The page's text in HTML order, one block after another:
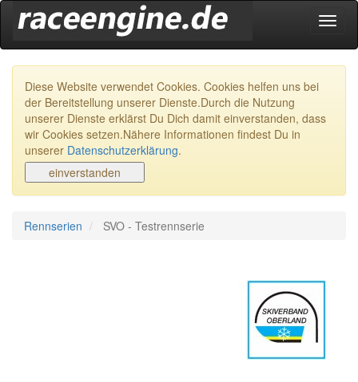
Diese Website verwendet Cookies. Cookies helfen uns bei
der Bereitstellung unserer Dienste.Durch die Nutzung
unserer Dienste erklärst Du Dich damit einverstanden, dass
wir Cookies setzen.Nähere Informationen findest Du in
unserer Datenschutzerklärung.
Rennserien SVO - Testrennserie